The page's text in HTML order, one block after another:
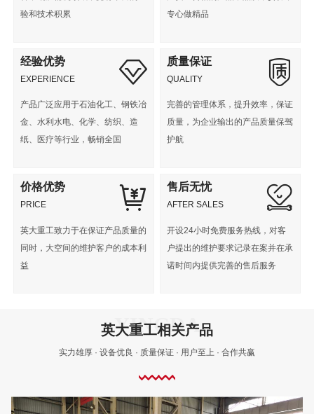
验和技术积累
专心做精品
经验优势
EXPERIENCE
产品广泛应用于石油化工、钢铁冶
金、水利水电、化学、纺织、造
纸、医疗等行业，畅销全国
质量保证
QUALITY
完善的管理体系，提升效率，保证
质量，为企业输出的产品质量保驾
护航
价格优势
PRICE
英大重工致力于在保证产品质量的
同时，大空间的维护客户的成本利
益
售后无忧
AFTER SALES
开设24小时免费服务热线，对客
户提出的维护要求记录在案并在承
诺时间内提供完善的售后服务
英大重工相关产品
实力雄厚 · 设备优良 · 质量保证 · 用户至上 · 合作共赢